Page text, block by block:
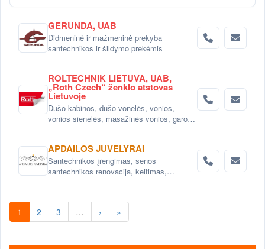
GERUNDA, UAB
Didmeninė ir mažmeninė prekyba
santechnikos ir šildymo prekėmis
ROLTECHNIK LIETUVA, UAB,
„Roth Czech“ ženklo atstovas
Lietuvoje
Dušo kabinos, dušo vonelės, vonios,
vonios sienelės, masažinės vonios, garo
APDAILOS JUVELYRAI
Santechnikos įrengimas, senos
santechnikos renovacija, keitimas,
1 2 3 … › »